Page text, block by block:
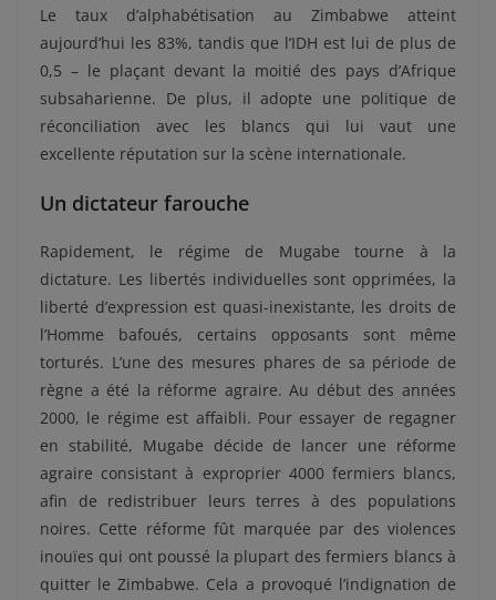
Le taux d’alphabétisation au Zimbabwe atteint
aujourd’hui les 83%, tandis que l’IDH est lui de plus de
0,5 – le plaçant devant la moitié des pays d’Afrique
subsaharienne. De plus, il adopte une politique de
réconciliation avec les blancs qui lui vaut une
excellente réputation sur la scène internationale.
Un dictateur farouche
Rapidement, le régime de Mugabe tourne à la
dictature. Les libertés individuelles sont opprimées, la
liberté d’expression est quasi-inexistante, les droits de
l’Homme bafoués, certains opposants sont même
torturés. L’une des mesures phares de sa période de
règne a été la réforme agraire. Au début des années
2000, le régime est affaibli. Pour essayer de regagner
en stabilité, Mugabe décide de lancer une réforme
agraire consistant à exproprier 4000 fermiers blancs,
afin de redistribuer leurs terres à des populations
noires. Cette réforme fût marquée par des violences
inouïes qui ont poussé la plupart des fermiers blancs à
quitter le Zimbabwe. Cela a provoqué l’indignation de